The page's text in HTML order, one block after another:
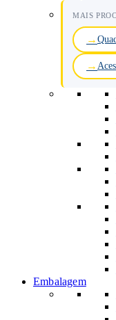
MAIS
Embalagem